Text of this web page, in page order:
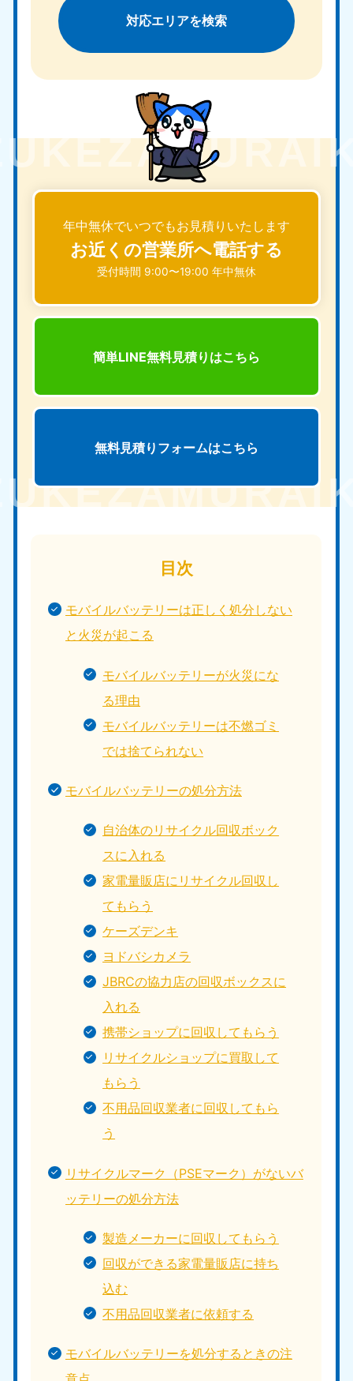
対応エリアを検索
年中無休でいつでもお見積りいたします
お近くの営業所へ電話する
受付時間 9:00〜19:00 年中無休
簡単LINE無料見積りはこちら
無料見積りフォームはこちら
目次
モバイルバッテリーは正しく処分しない
と火災が起こる
モバイルバッテリーが火災にな
る理由
モバイルバッテリーは不燃ゴミ
では捨てられない
モバイルバッテリーの処分方法
自治体のリサイクル回収ボック
スに入れる
家電量販店にリサイクル回収し
てもらう
ケーズデンキ
ヨドバシカメラ
JBRCの協力店の回収ボックスに
入れる
携帯ショップに回収してもらう
リサイクルショップに買取して
もらう
不用品回収業者に回収してもら
う
リサイクルマーク（PSEマーク）がないバ
ッテリーの処分方法
製造メーカーに回収してもらう
回収ができる家電量販店に持ち
込む
不用品回収業者に依頼する
モバイルバッテリーを処分するときの注